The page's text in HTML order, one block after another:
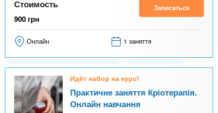
Стоимость
900 грн
Записаться
Онлайн 1 заняття
Идёт набор на курс!
Практичне заняття Кріотерапія.
Онлайн навчання